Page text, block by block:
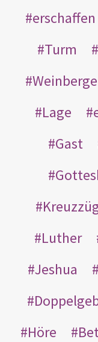
erschaffen
Turm
Weinberge
Lage
Gast
Luther
Jeshua
Höre